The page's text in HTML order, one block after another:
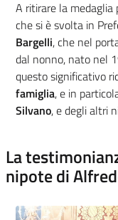
A ritirare la medaglia
che si è svolta in
Bargelli, che nel
dal nonno, nato nel
questo significativo
famiglia, e in
Silvano, e degli altri
La
nipote di